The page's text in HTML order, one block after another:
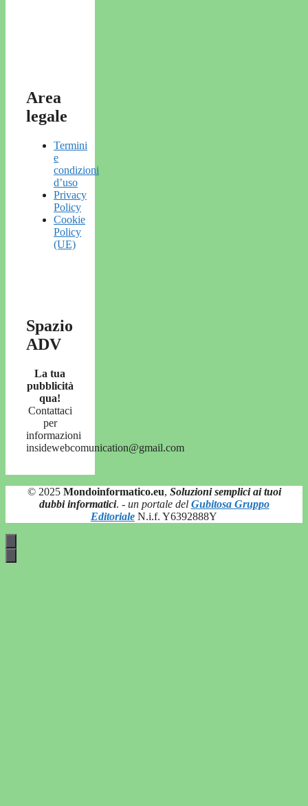
Area
legale
Termini
e
condizioni
d’uso
Privacy
Policy
Cookie
Policy
(UE)
Spazio
ADV
La tua
pubblicità
qua!
Contattaci
per
informazioni
insidewebcomunication@gmail.com
© 2025 Mondoinformatico.eu, Soluzioni semplici ai tuoi
dubbi informatici. - un portale del Gubitosa Gruppo
Editoriale N.i.f. Y6392888Y